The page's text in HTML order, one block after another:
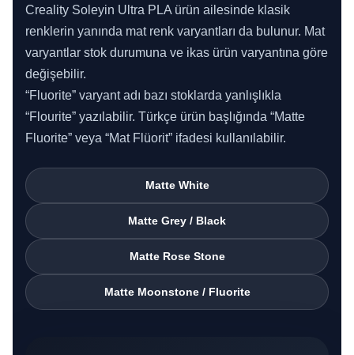
Creality Soleyin Ultra PLA ürün ailesinde klasik
renklerin yanında mat renk varyantları da bulunur. Mat
varyantlar stok durumuna ve ikas ürün varyantına göre
değişebilir.
“Fluorite” varyant adı bazı stoklarda yanlışlıkla
“Flourite” yazılabilir. Türkçe ürün başlığında “Matte
Fluorite” veya “Mat Flüorit” ifadesi kullanılabilir.
Matte White
Matte Grey / Black
Matte Rose Stone
Matte Moonstone / Fluorite